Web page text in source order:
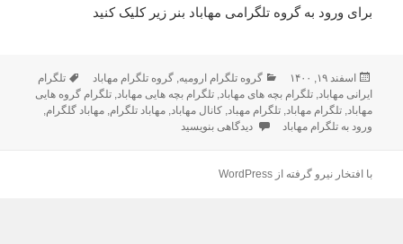
برای ورود به گروه تلگرامی مهاباد بنر زیر کلیک کنید
ارسال
شده
در
اسفند ۱۹, ۱۴۰۰ دسته‌ها
گروه تلگرام ارومیه,گروه تلگرام مهاباد برچسب‌ها
تلگرام
ایرانی مهاباد,تلگرام بچه های مهاباد,تلگرام بچه هایی مهاباد,تلگرام گروه هایی
مهاباد,تلگرام مهاباد,تلگرام مهباد,کانال مهاباد,مهاباد تلگرام,مهاباد گلگرام,
ورود به تلگرام مهاباد
برای تلگرام بچه هایی مهاباد
دیدگاهی بنویسید
با افتخار نیرو گرفته از WordPress